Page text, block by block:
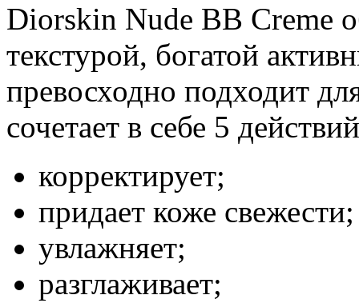
Diorskin Nude BB Creme
текстурой, богатой
превосходно подходит
сочетает в себе 5
корректирует;
придает коже свежести;
увлажняет;
разглаживает;